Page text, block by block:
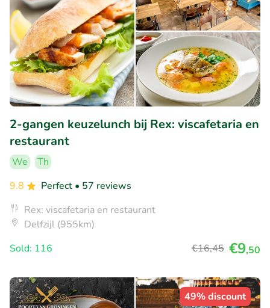
2-gangen keuzelunch bij Rex: viscafetaria en
restaurant
We
Th
9.8
Perfect • 57 reviews
Rex: viscafetaria en restaurant
Delfzijl (955km)
Sold: 116
€16,45 €9,50
49% discount